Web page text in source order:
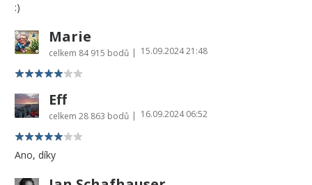
:)
Marie
celkem 84 915 bodů 15.09.2024 21:48
Eff
celkem 28 863 bodů 16.09.2024 06:52
Ano, díky